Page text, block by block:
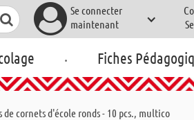
Se connecter
maintenant
. Fiches
de cornets d'école ronds - 10 pcs., multico